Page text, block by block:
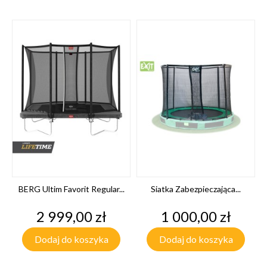
BERG Ultim Favorit Regular...
Cena
2 999,00 zł
Dodaj do koszyka
Siatka Zabezpieczająca...
Cena
1 000,00 zł
Dodaj do koszyka